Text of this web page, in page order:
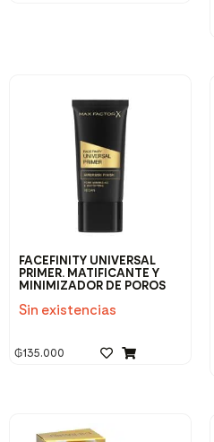
FACEFINITY UNIVERSAL
PRIMER. MATIFICANTE Y
MINIMIZADOR DE POROS
Sin existencias
₲135.000